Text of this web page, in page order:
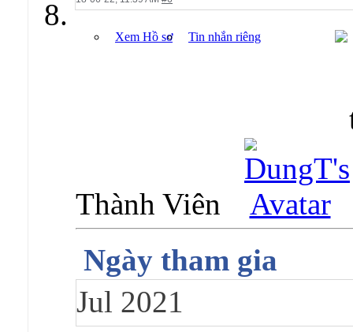
Xem Hồ sơ Tin nhắn riêng
Thành Viên
Ngày tham gia
Jul 2021